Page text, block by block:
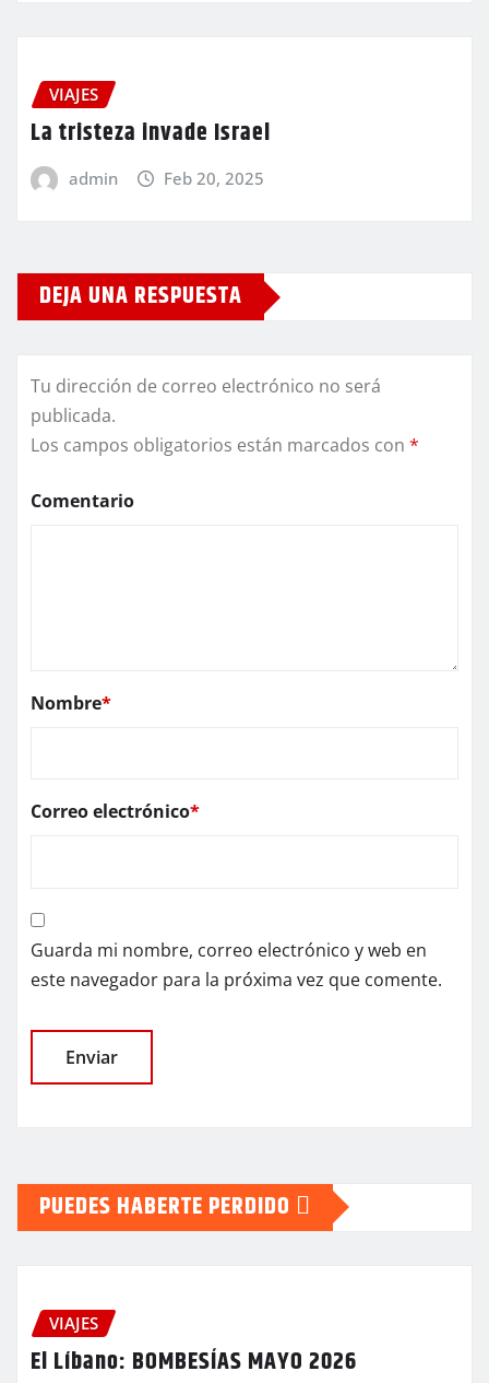
VIAJES
La tristeza invade Israel
admin Feb 20, 2025
DEJA UNA RESPUESTA
Tu dirección de correo electrónico no será
publicada.
Los campos obligatorios están marcados con *
Comentario
Nombre*
Correo electrónico*
Guarda mi nombre, correo electrónico y web en
este navegador para la próxima vez que comente.
PUEDES HABERTE PERDIDO
VIAJES
El Líbano: BOMBESÍAS MAYO 2026